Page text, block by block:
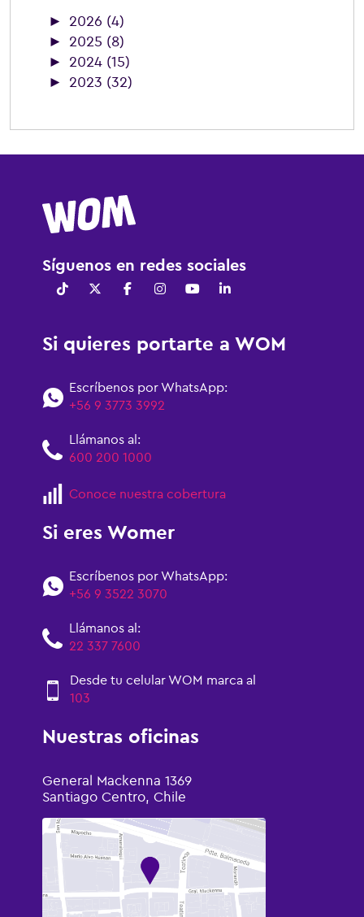
► 2026 (4)
► 2025 (8)
► 2024 (15)
► 2023 (32)
Síguenos en redes sociales
Si quieres portarte a WOM
Escríbenos por WhatsApp:
+56 9 3773 3992
Llámanos al:
600 200 1000
Conoce nuestra cobertura
Si eres Womer
Escríbenos por WhatsApp:
+56 9 3522 3070
Llámanos al:
22 337 7600
Desde tu celular WOM marca al
103
Nuestras oficinas
General Mackenna 1369
Santiago Centro, Chile